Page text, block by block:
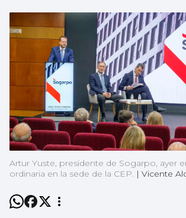
Artur Yuste, presidente de Sogarpo, ayer
ordinaria en la sede de la CEP. | Vicente